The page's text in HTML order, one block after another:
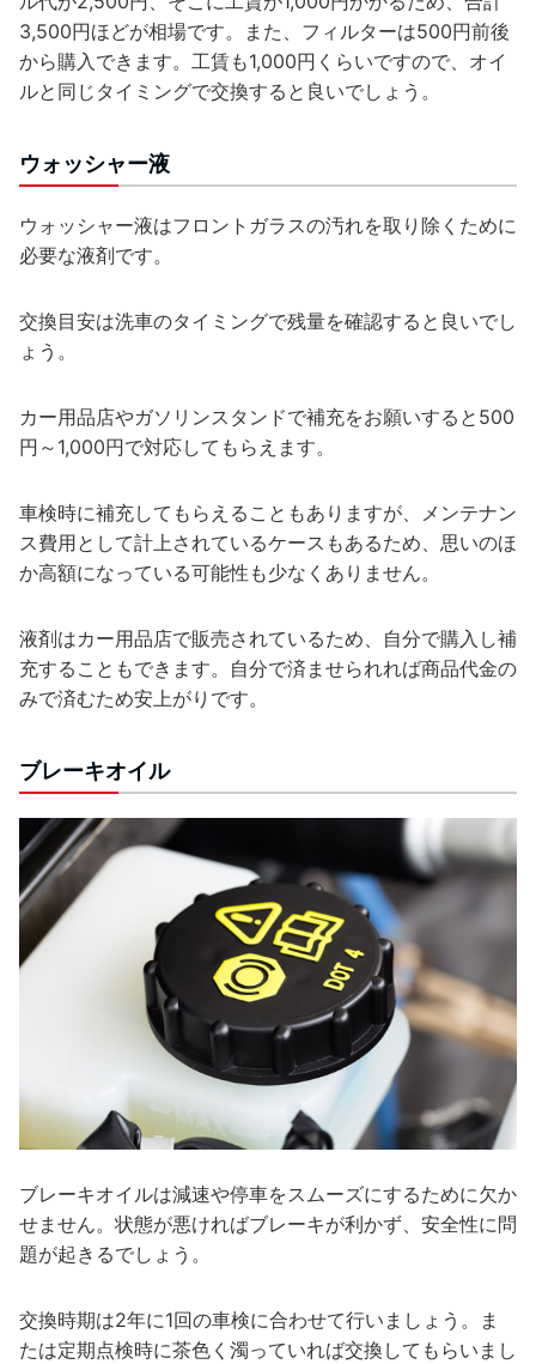
3,500円ほどが相場です。また、フィルターは500円前後
から購入できます。工賃も1,000円くらいですので、オイ
ルと同じタイミングで交換すると良いでしょう。
ウォッシャー液
ウォッシャー液はフロントガラスの汚れを取り除くために
必要な液剤です。
交換目安は洗車のタイミングで残量を確認すると良いでし
ょう。
カー用品店やガソリンスタンドで補充をお願いすると500
円～1,000円で対応してもらえます。
車検時に補充してもらえることもありますが、メンテナン
ス費用として計上されているケースもあるため、思いのほ
か高額になっている可能性も少なくありません。
液剤はカー用品店で販売されているため、自分で購入し補
充することもできます。自分で済ませられれば商品代金の
みで済むため安上がりです。
ブレーキオイル
ブレーキオイルは減速や停車をスムーズにするために欠か
せません。状態が悪ければブレーキが利かず、安全性に問
題が起きるでしょう。
交換時期は2年に1回の車検に合わせて行いましょう。ま
たは定期点検時に茶色く濁っていれば交換してもらいまし